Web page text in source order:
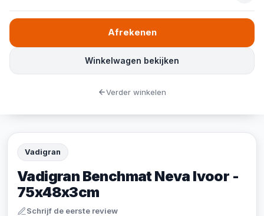
Vadigran
Vadigran Benchmat Neva Ivoor -
75x48x3cm
Schrijf de eerste review
Winkelwagen bekijken
Afrekenen
Verder winkelen